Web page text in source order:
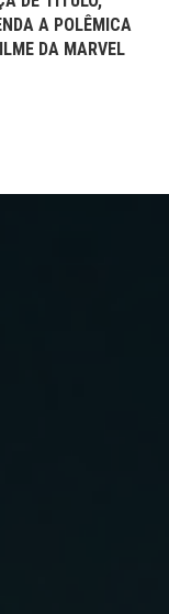
A POLÊMICA
DA MARVEL